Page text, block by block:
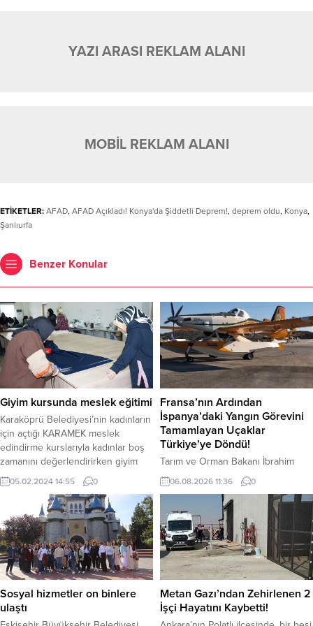
YAZI ARASI REKLAM ALANI
MOBİL REKLAM ALANI
ETİKETLER: AFAD, AFAD Açıkladı! Konya'da Şiddetli Deprem!, deprem oldu, Konya,
Şanlıurfa
Benzer Konular
Giyim kursunda meslek eğitimi
Karaköprü Belediyesi’nin kadınların
için açtığı KARAMEK meslek
edindirme kurslarıyla kadınlar boş
zamanını değerlendirirken giyim
kursunda kadınlar hem işi
öğreniyor hem kendi elbiselerini
dikiyor. Karaköprü Belediyesi Kültür
ve Sosyal İşler Müdürlüğü
bünyesinde hizmet veren
KARAMEK (Karaköprü Belediyesi
Meslek Edindirme Kursları)
kadınlardan yoğun ilgi görüyor.
Necmettin Cevheri Kültür ve
Merkezinde usta öğreticiler...
05.02.2024 14:55 0
Fransa’nın Ardından
İspanya’daki Yangın Görevini
Tamamlayan Uçaklar
Türkiye’ye Döndü!
Tarım ve Orman Bakanı İbrahim
Yumaklı, İspanya’da devam eden
orman yangınlarıyla mücadeleye
destek olmak amacıyla
görevlendirilen 2 yangın söndürme
uçağının, çalışmalarını başarıyla
tamamlayarak yurda döndüğünü
söyledi. Ülkemizin orman
yangınlarına karşı geliştirdiği
yüksek müdahale kapasitesini
uluslararası dayanışmanın
hizmetine sunarak, ihtiyaç duyan
06.08.2026 11:36 0
Sosyal hizmetler on binlere
ulaştı
Metan Gazı’ndan Zehirlenen 2
İşçi Hayatını Kaybetti!